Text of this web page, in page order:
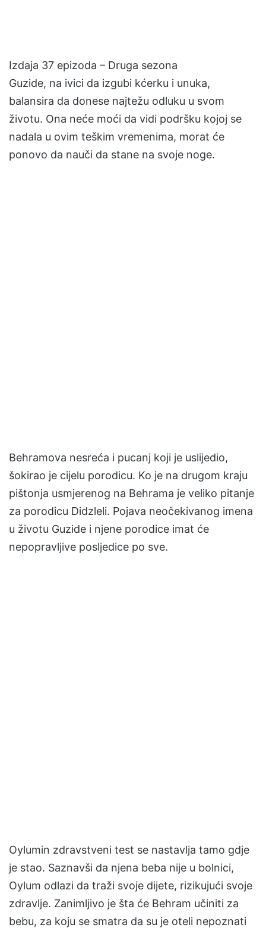
Izdaja 37 epizoda – Druga sezona
Guzide, na ivici da izgubi kćerku i unuka,
balansira da donese najtežu odluku u svom
životu. Ona neće moći da vidi podršku kojoj se
nadala u ovim teškim vremenima, morat će
ponovo da nauči da stane na svoje noge.
Behramova nesreća i pucanj koji je uslijedio,
šokirao je cijelu porodicu. Ko je na drugom kraju
pištonja usmjerenog na Behrama je veliko pitanje
za porodicu Didzleli. Pojava neočekivanog imena
u životu Guzide i njene porodice imat će
nepopravljive posljedice po sve.
Oylumin zdravstveni test se nastavlja tamo gdje
je stao. Saznavši da njena beba nije u bolnici,
Oylum odlazi da traži svoje dijete, rizikujući svoje
zdravlje. Zanimljivo je šta će Behram učiniti za
bebu, za koju se smatra da su je oteli nepoznati